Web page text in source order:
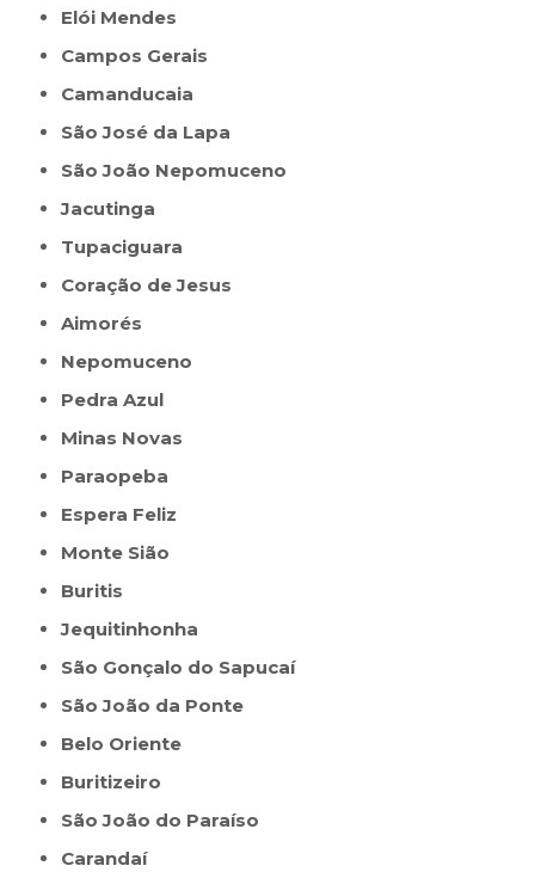
Elói Mendes
Campos Gerais
Camanducaia
São José da Lapa
São João Nepomuceno
Jacutinga
Tupaciguara
Coração de Jesus
Aimorés
Nepomuceno
Pedra Azul
Minas Novas
Paraopeba
Espera Feliz
Monte Sião
Buritis
Jequitinhonha
São Gonçalo do Sapucaí
São João da Ponte
Belo Oriente
Buritizeiro
São João do Paraíso
Carandaí